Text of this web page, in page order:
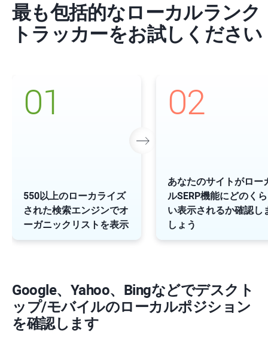
最も包括的なローカルランク
トラッカーをお試しください
01
550以上のローカライズ
された検索エンジンでオ
ーガニックリストを表示
02
あなたのサイトがロー
ルSERP機能にどのくら
い表示されるか確認し
しょう
Google、Yahoo、Bingなどでデスクト
ップ/モバイルのローカルポジション
を確認します